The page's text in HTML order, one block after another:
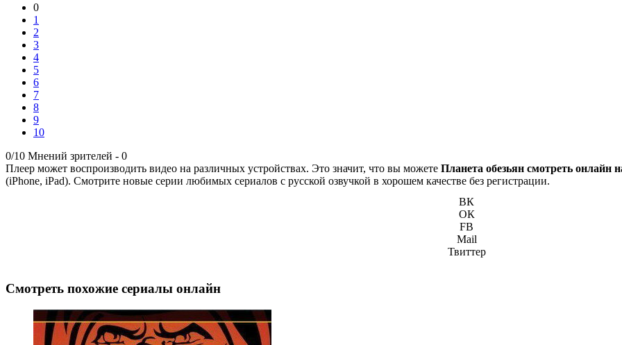
0
1
2
3
4
5
6
7
8
9
10
0/10 Мнений зрителей - 0
Плеер может воспроизводить видео на различных устройствах. Это значит, что вы можете Планета обезьян смотреть онлайн
(iPhone, iPad). Смотрите новые серии любимых сериалов с русской озвучкой в хорошем качестве без регистрации.
ВК
ОК
FB
Mail
Твиттер
Смотреть похожие сериалы онлайн